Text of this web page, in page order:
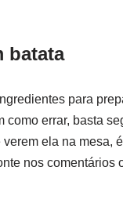
batata
para
como errar, basta
ela na mesa,
nos comentários